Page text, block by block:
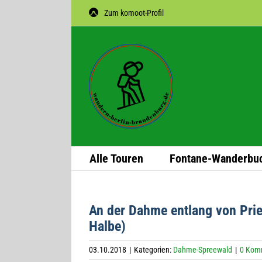
Zum komoot-Profil
Alle Tou­ren Fon­­tane-
An der Dahme ent­lang von
Halbe)
03.10.2018 | Kategorien: Dahme-Spreewald | 0